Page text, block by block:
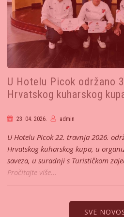
U Hotelu Picok održano
Hrvatskog kuharskog
23. 04. 2026. admin
U Hotelu Picok 22. travnja 2026.
Hrvatskog kuharskog kupa, u
saveza, u suradnji s Turističkom
Pročitajte više...
SVE